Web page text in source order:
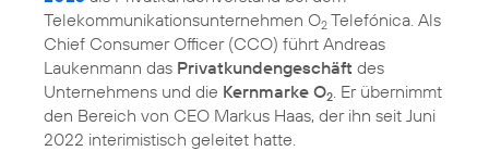
Telekommunikationsunternehmen O2 Telefónica. Als
Chief Consumer Officer (CCO) führt Andreas
Laukenmann das Privatkundengeschäft des
Unternehmens und die Kernmarke O2 . Er übernimmt
den Bereich von CEO Markus Haas, der ihn seit Juni
2022 interimistisch geleitet hatte.